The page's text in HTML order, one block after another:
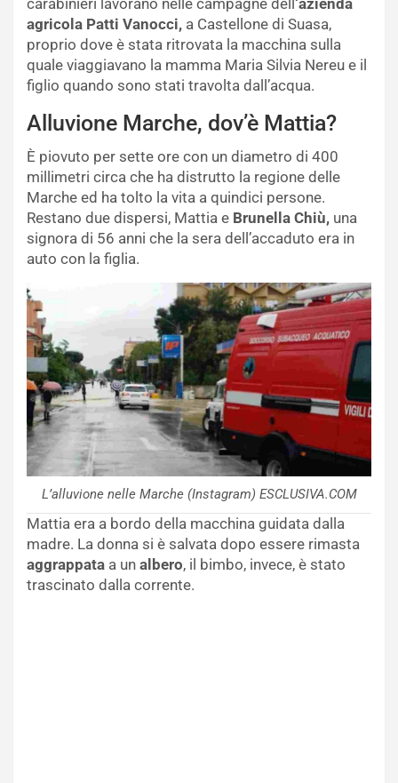
carabinieri lavorano nelle campagne dell ‘azienda
agricola Patti Vanocci, a Castellone di Suasa,
proprio dove è stata ritrovata la macchina sulla
quale viaggiavano la mamma Maria Silvia Nereu e il
figlio quando sono stati travolta dall’acqua.
Alluvione Marche, dov’è Mattia?
È piovuto per sette ore con un diametro di 400
millimetri circa che ha distrutto la regione delle
Marche ed ha tolto la vita a quindici persone.
Restano due dispersi, Mattia e Brunella Chiù, una
signora di 56 anni che la sera dell’accaduto era in
auto con la figlia.
L’alluvione nelle Marche (Instagram) ESCLUSIVA.COM
Mattia era a bordo della macchina guidata dalla
madre. La donna si è salvata dopo essere rimasta
aggrappata a un albero, il bimbo, invece, è stato
trascinato dalla corrente.